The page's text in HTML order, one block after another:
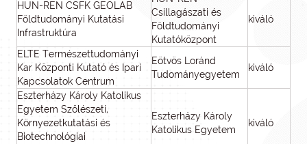
HUN-REN CSFK GEOLAB
Földtudományi Kutatási
Infrastruktúra
Csillagászati és
Földtudományi
Kutatóközpont
kiváló
ELTE Természettudományi
Kar Központi Kutató és Ipari
Kapcsolatok Centrum
Eötvös Loránd
Tudományegyetem
kiváló
Eszterházy Károly Katolikus
Egyetem Szőlészeti,
Környezetkutatási és
Biotechnológiai
Eszterházy Károly
Katolikus Egyetem
kiváló